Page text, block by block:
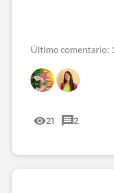
Último comentario:
21 2